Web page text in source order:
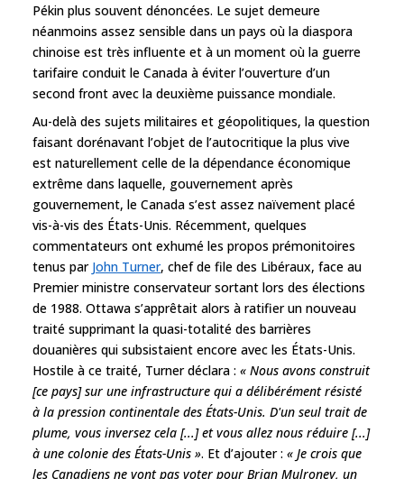
Pékin plus souvent dénoncées. Le sujet demeure
néanmoins assez sensible dans un pays où la diaspora
chinoise est très influente et à un moment où la guerre
tarifaire conduit le Canada à éviter l’ouverture d’un
second front avec la deuxième puissance mondiale.
Au-delà des sujets militaires et géopolitiques, la question
faisant dorénavant l’objet de l’autocritique la plus vive
est naturellement celle de la dépendance économique
extrême dans laquelle, gouvernement après
gouvernement, le Canada s’est assez naïvement placé
vis-à-vis des États-Unis. Récemment, quelques
commentateurs ont exhumé les propos prémonitoires
tenus par John Turner, chef de file des Libéraux, face au
Premier ministre conservateur sortant lors des élections
de 1988. Ottawa s’apprêtait alors à ratifier un nouveau
traité supprimant la quasi-totalité des barrières
douanières qui subsistaient encore avec les États-Unis.
Hostile à ce traité, Turner déclara : « Nous avons construit
[ce pays] sur une infrastructure qui a délibérément résisté
à la pression continentale des États-Unis. D'un seul trait de
plume, vous inversez cela [...] et vous allez nous réduire [...]
à une colonie des États-Unis ». Et d’ajouter : « Je crois que
les Canadiens ne vont pas voter pour Brian Mulroney, un